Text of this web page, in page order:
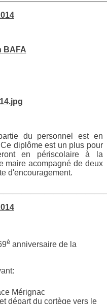
BAFA
du personnel est en
diplôme est un plus pour
en périscolaire à la
maire acompagné de deux
d'encouragement.
è anniversaire de la
Mérignac
départ du cortège vers le